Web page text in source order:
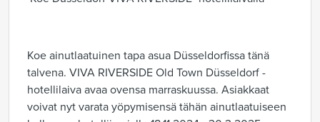
Koe ainutlaatuinen tapa asua Düsseldorfissa tänä
talvena. VIVA RIVERSIDE Old Town Düsseldorf -
hotellilaiva avaa ovensa marraskuussa. Asiakkaat
voivat nyt varata yöpymisensä tähän ainutlaatuiseen